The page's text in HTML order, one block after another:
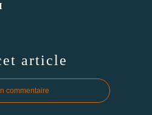
article
commentaire